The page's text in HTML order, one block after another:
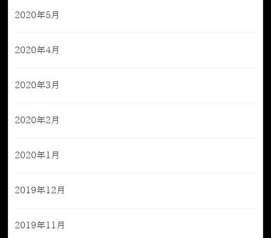
2020年5月
2020年4月
2020年3月
2020年2月
2020年1月
2019年12月
2019年11月